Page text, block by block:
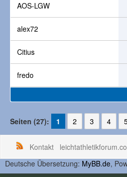
AOS-LGW
alex72
Citius
fredo
Seiten (27): 1 2 3 4
Kontakt
Deutsche Übersetzung: MyBB.de,